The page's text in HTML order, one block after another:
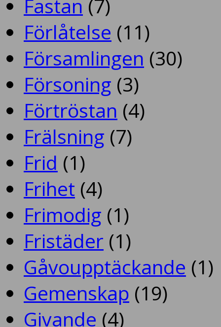
Fastan (7)
Förlåtelse (11)
Församlingen (30)
Försoning (3)
Förtröstan (4)
Frälsning (7)
Frid (1)
Frihet (4)
Frimodig (1)
Fristäder (1)
Gåvoupptäckande (1)
Gemenskap (19)
Givande (4)